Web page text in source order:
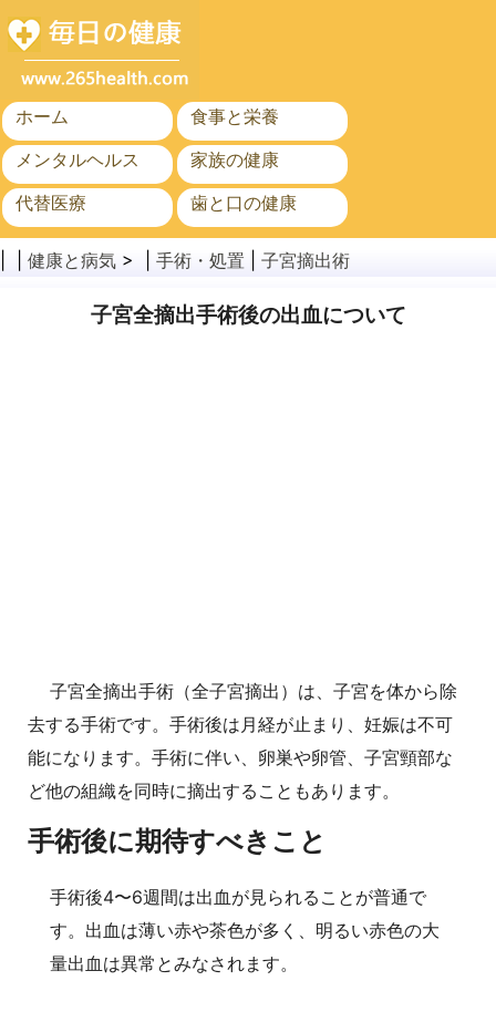
ホーム
食事と栄養
メンタルヘルス
家族の健康
代替医療
歯と口の健康
がん
公衆衛生
健康と病気 > | 手術・処置 子宮摘出術
子宮全摘出手術後の出血について
子宮全摘出手術（全子宮摘出）は、子宮を体から除
去する手術です。手術後は月経が止まり、妊娠は不可
能になります。手術に伴い、卵巣や卵管、子宮頸部な
ど他の組織を同時に摘出することもあります。
手術後に期待すべきこと
手術後4〜6週間は出血が見られることが普通で
す。出血は薄い赤や茶色が多く、明るい赤色の大
量出血は異常とみなされます。